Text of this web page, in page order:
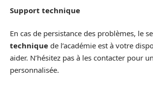
Support technique
En cas de persistance des problèmes, le
technique de l’académie est à votre
aider. N’hésitez pas à les contacter pour
personnalisée.